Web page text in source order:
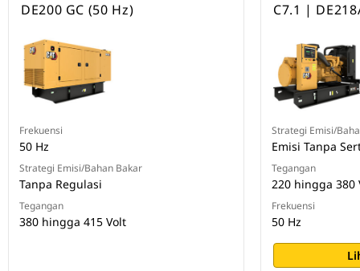
DE200 GC (50 Hz)
Frekuensi
50 Hz
Strategi Emisi/Bahan Bakar
Tanpa Regulasi
Tegangan
380 hingga 415 Volt
C7.1 |
Strategi Emisi/
Emisi Tanpa
Tegangan
220 hingga 380
Frekuensi
50 Hz